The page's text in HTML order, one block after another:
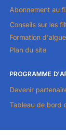
Abonnement au
Conseils sur les
Formation
Plan du site
PROGRAMME
Devenir
Tableau de bord